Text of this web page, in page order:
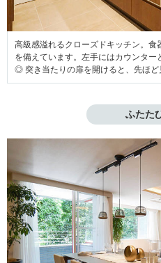
高級感溢れるクローズドキッチン。
を備えています。左手にはカウンタ
◎ 突き当たりの扉を開けると、先ほど
ふたた